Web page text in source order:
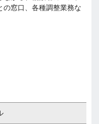
の窓口、各種調整業務な